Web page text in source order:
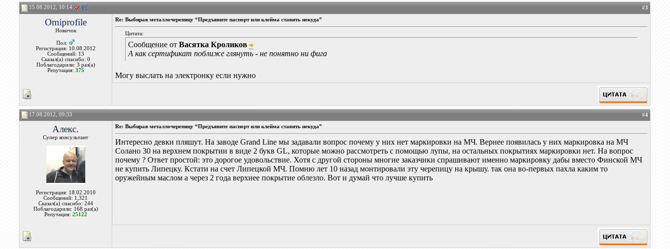
15.08.2012, 10:14 #3
Omiprofile
Новичок
Пол:
Регистрация: 10.08.2012
Сообщений: 13
Сказал(а) спасибо: 0
Поблагодарили: 3 раз(а)
Репутация: 375
Re: Выбирая металлочерепицу “Предъявите паспорт или клейма ставить некуда”
Цитата:
Сообщение отВасятка Кроликов
А как сертификат поближе глянуть - не понятно ни фига
Могу выслать на электронку если нужно
17.08.2012, 09:33 #4
Алекс.
Супер консультант
Регистрация: 18.02.2010
Сообщений: 1,321
Сказал(а) спасибо: 244
Поблагодарили: 168 раз(а)
Репутация: 25122
Re: Выбирая металлочерепицу “Предъявите паспорт или клейма ставить некуда”
Интересно девки пляшут. На заводе Grand Line мы задавали вопрос почему у них нет маркировки на МЧ. Вернее появилась у них маркировка на МЧ
Солано 30 на верхнем покрытии в виде 2 букв GL, которые можно рассмотреть с помощью лупы, на остальных покрытиях маркировки нет. На вопрос
почему ? Ответ простой: это дорогое удовольствие. Хотя с другой стороны многие заказчики спрашивают именно маркировку дабы вместо Финской МЧ
не купить Липецку. Кстати на счет Липецкой МЧ. Помню лет 10 назад монтировали эту черепицу на крышу. так она во-первых пахла каким то
оружейным маслом а через 2 года верхнее покрытие облезло. Вот и думай что лучше купить